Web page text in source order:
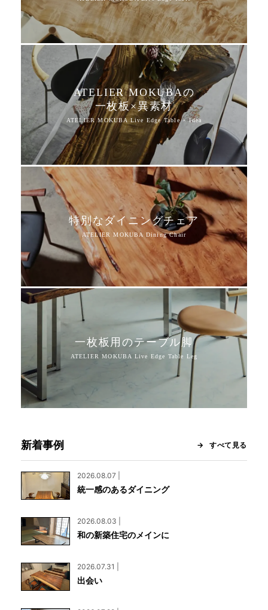
ATELIER MOKUBAの
一枚板×異素材
特別なダイニングチェア
一枚板用のテーブル脚
新着事例 すべて見る
2026.08.07 |
統一感のあるダイニング
2026.08.03 |
和の新築住宅のメインに
2026.07.31 |
出会い